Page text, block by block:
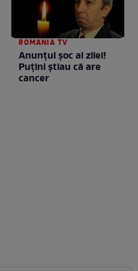
ROMANIA TV
Anunţul şoc al zilei!
Puţini ştiau că are
cancer